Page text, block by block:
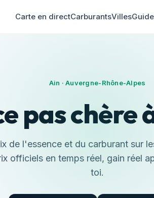
Carte en directCarburantsVilles
Ain · Auvergne-Rhône-Alpes
pas chère
de l'essence et du carburant sur
officiels en temps réel, gain réel
toi.